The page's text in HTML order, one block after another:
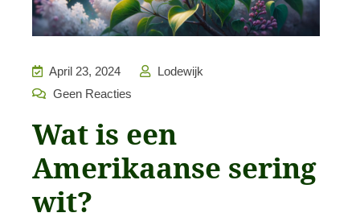
April 23, 2024
Lodewijk
Geen Reacties
Wat is een
Amerikaanse sering
wit?